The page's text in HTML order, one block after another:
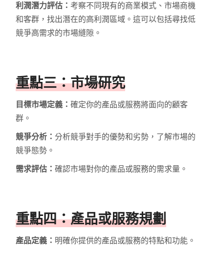
利潤潛力評估：考察不同現有的商業模式、市場商機
和客群，找出潛在的高利潤區域。這可以包括尋找低
競爭高需求的市場縫隙。
重點三：市場研究
目標市場定義：確定你的產品或服務將面向的顧客
群。
競爭分析：分析競爭對手的優勢和劣勢，了解市場的
競爭態勢。
需求評估：確認市場對你的產品或服務的需求量。
重點四：產品或服務規劃
產品定義： 明確你提供的產品或服務的特點和功能。